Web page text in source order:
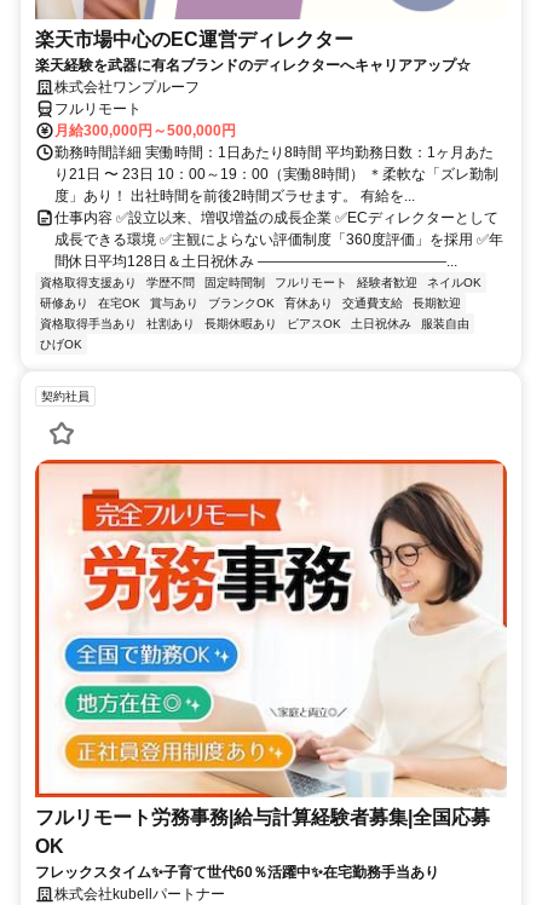
楽天市場中心のEC運営ディレクター
楽天経験を武器に有名ブランドのディレクターへキャリアアップ☆
株式会社ワンプルーフ
フルリモート
月給300,000円～500,000円
勤務時間詳細 実働時間：1日あたり8時間 平均勤務日数：1ヶ月あた
り21日 〜 23日 10：00～19：00（実働8時間） ＊柔軟な「ズレ勤制
度」あり！ 出社時間を前後2時間ズラせます。 有給を...
仕事内容 ✅設立以来、増収増益の成長企業 ✅ECディレクターとして
成長できる環境 ✅主観によらない評価制度「360度評価」を採用 ✅年
間休日平均128日＆土日祝休み ―――――――――――――...
資格取得支援あり 学歴不問 固定時間制 フルリモート 経験者歓迎
ネイルOK
研修あり
在宅OK 賞与あり ブランクOK 育休あり 交通費支給
長期歓迎
資格取得手当あり
社割あり 長期休暇あり ピアスOK 土日祝休み
服装自由
ひげOK
契約社員
フルリモート労務事務|給与計算経験者募集|全国応募
OK
フレックスタイム✨子育て世代60％活躍中✨在宅勤務手当あり
株式会社kubellパートナー